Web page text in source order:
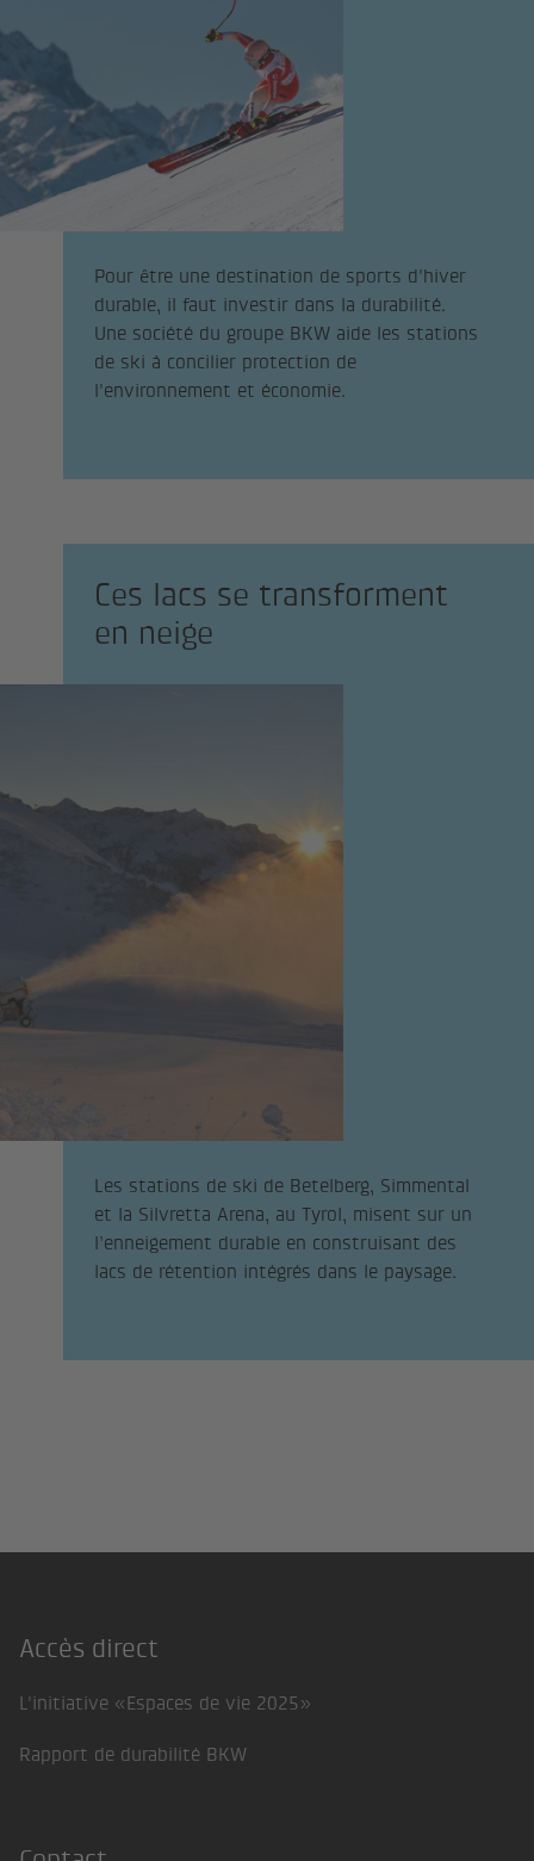
Pour être une destination de sports d'hiver
durable, il faut investir dans la durabilité.
Une société du groupe BKW aide les stations
de ski à concilier protection de
l'environnement et économie.
Ces lacs se transforment
en neige
Les stations de ski de Betelberg, Simmental
et la Silvretta Arena, au Tyrol, misent sur un
l’enneigement durable en construisant des
lacs de rétention intégrés dans le paysage.
Footer
Accès direct
L'initiative «Espaces de vie 2025»
Rapport de durabilité BKW